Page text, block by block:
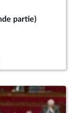
partie)